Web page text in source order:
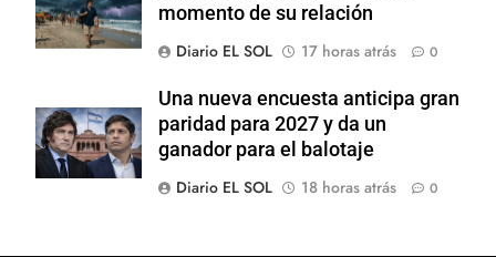
momento de su relación
Diario EL SOL
17 horas atrás 0
Una nueva encuesta anticipa gran
paridad para 2027 y da un
ganador para el balotaje
Diario EL SOL
18 horas atrás 0